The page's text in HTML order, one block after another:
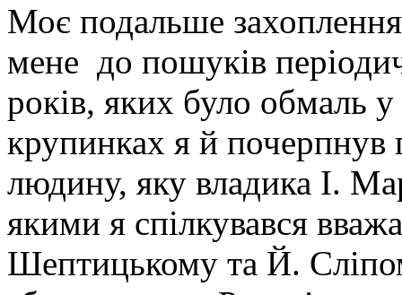
Моє подальше
мене до пошуків
років, яких було обмаль
крупинках я й
людину, яку владика І.
якими я спілкувався
Шептицькому та Й.